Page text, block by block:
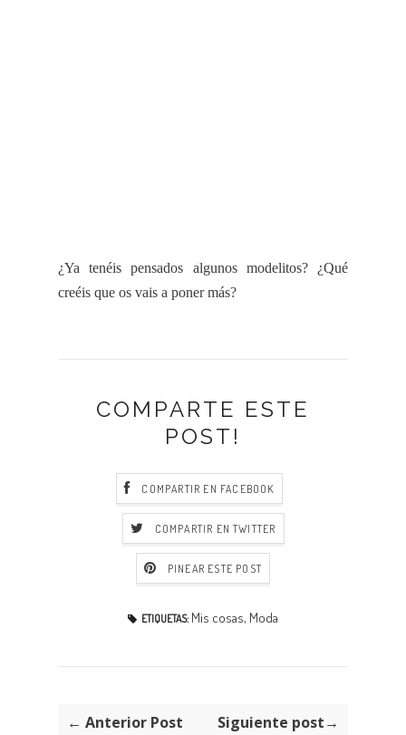
¿Ya tenéis pensados algunos modelitos? ¿Qué
creéis que os vais a poner más?
COMPARTE ESTE
POST!
COMPARTIR EN FACEBOOK
COMPARTIR EN TWITTER
PINEAR ESTE POST
ETIQUETAS: Mis cosas, Moda
← Anterior Post Siguiente post→